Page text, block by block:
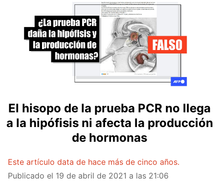
El hisopo de la prueba PCR no llega
a la hipófisis ni afecta la producción
de hormonas
Este artículo data de hace más de cinco años.
Publicado el 19 de abril de 2021 a las 21:06